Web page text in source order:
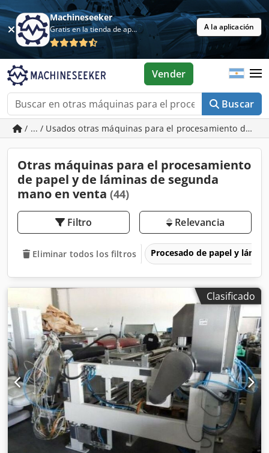
Machineseeker
Gratis en la tienda de aplicaciones A la aplicación
Buscar
Vender
/ ... / Usados otras máquinas para el procesamiento de
Otras máquinas para el procesamiento
de papel y de láminas de segunda
mano en venta (44)
Filtro Relevancia
Eliminar todos los filtros Procesado de papel y
Clasificado